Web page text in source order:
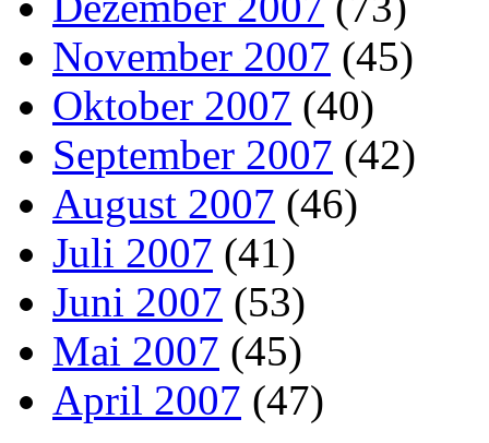
November 2007 (45)
Oktober 2007 (40)
September 2007 (42)
August 2007 (46)
Juli 2007 (41)
Juni 2007 (53)
Mai 2007 (45)
April 2007 (47)